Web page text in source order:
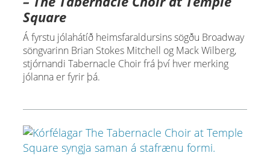
Square
Á fyrstu jólahátíð heimsfaraldursins sögðu Broadway
söngvarinn Brian Stokes Mitchell og Mack Wilberg,
stjórnandi Tabernacle Choir frá því hver merking
jólanna er fyrir þá.